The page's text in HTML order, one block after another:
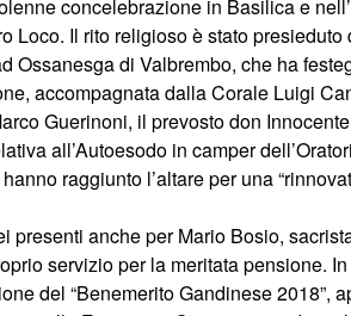
concelebrazione in Basilica e
Loco. Il rito religioso è stato
Ossanesga di Valbrembo, che ha
accompagnata dalla Corale Luigi
Guerinoni, il prevosto don
all’Autoesodo in camper
raggiunto l’altare per una
presenti anche per Mario Bosio,
servizio per la meritata pensione.
del “Benemerito Gandinese 2018”,